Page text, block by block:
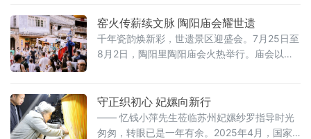
术品商会作为支持单位，北京商报社与北京拍
卖行业协会联合主办的第八届艺势发展论坛暨
艺术市场价值榜在京落下帷幕。
窑火传薪续文脉 陶阳庙会耀世遗
千年瓷韵焕新彩，世遗景区迎盛会。7月25日至
8月2日，陶阳里陶阳庙会火热举行。庙会以匠
具瓷都魅力的文化盛宴。景德镇手工瓷业遗存
成功入选世界文化遗产，为陶阳里历史文化旅
游区的文化发展注入强劲动力。
守正织初心 妃嫘向新行
—— 忆钱小萍先生莅临苏州妃嫘纱罗指导时光
匆匆，转眼已是一年有余。2025年4月，国家